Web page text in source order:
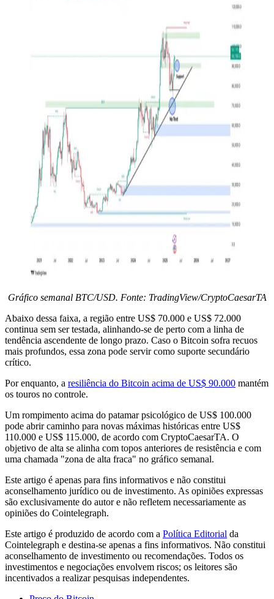
Gráfico semanal BTC/USD. Fonte: TradingView/CryptoCaesarTA
Abaixo dessa faixa, a região entre US$ 70.000 e US$ 72.000
continua sem ser testada, alinhando-se de perto com a linha de
tendência ascendente de longo prazo. Caso o Bitcoin sofra recuos
mais profundos, essa zona pode servir como suporte secundário
crítico.
Por enquanto, a resiliência do Bitcoin acima de US$ 90.000 mantém
os touros no controle.
Um rompimento acima do patamar psicológico de US$ 100.000
pode abrir caminho para novas máximas históricas entre US$
110.000 e US$ 115.000, de acordo com CryptoCaesarTA. O
objetivo de alta se alinha com topos anteriores de resistência e com
uma chamada "zona de alta fraca" no gráfico semanal.
Este artigo é apenas para fins informativos e não constitui
aconselhamento jurídico ou de investimento. As opiniões expressas
são exclusivamente do autor e não refletem necessariamente as
opiniões do Cointelegraph.
Este artigo é produzido de acordo com a Política Editorial da
Cointelegraph e destina-se apenas a fins informativos. Não constitui
aconselhamento de investimento ou recomendações. Todos os
investimentos e negociações envolvem riscos; os leitores são
incentivados a realizar pesquisas independentes.